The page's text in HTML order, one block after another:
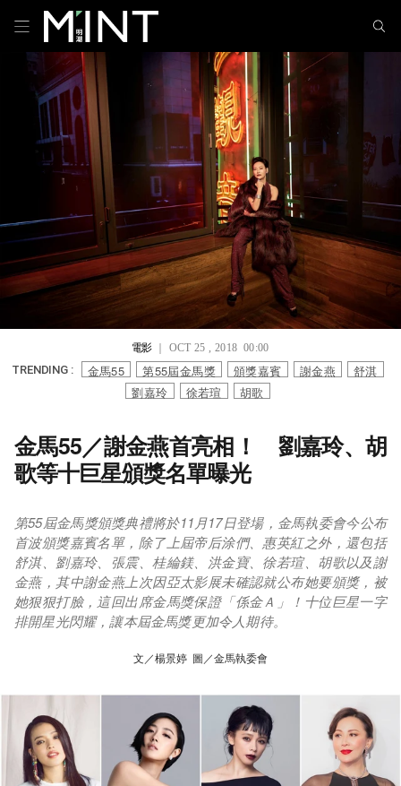
電影｜ OCT 25 , 2018 00:00
TRENDING : 金馬55 第55屆金馬獎 頒獎嘉賓 謝金燕
舒淇
劉嘉玲
徐若瑄 胡歌
金馬55／謝金燕首亮相！ 劉嘉玲、胡
歌等十巨星頒獎名單曝光
第55屆金馬獎頒獎典禮將於11月17日登場，金馬執委會今公布
首波頒獎嘉賓名單，除了上屆帝后涂們、惠英紅之外，還包括
舒淇、劉嘉玲、張震、桂綸鎂、洪金寶、徐若瑄、胡歌以及謝
金燕，其中謝金燕上次因亞太影展未確認就公布她要頒獎，被
她狠狠打臉，這回出席金馬獎保證「係金Ａ」！十位巨星一字
排開星光閃耀，讓本屆金馬獎更加令人期待。
文／楊景婷 圖／金馬執委會